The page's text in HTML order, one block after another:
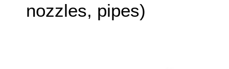
nozzles, pipes)